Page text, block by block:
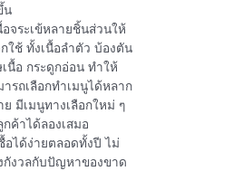
น
อจระเข้หลายชิ้นส่วนให้
กใช้ ทั้งเนื้อลำตัว บ้องตัน
เนื้อ กระดูกอ่อน ทำให้
ารถเลือกทำเมนูได้หลาก
ย มีเมนูทางเลือกใหม่ ๆ
กค้าได้ลองเสมอ
อได้ง่ายตลอดทั้งปี ไม่
กังวลกับปัญหาของขาด